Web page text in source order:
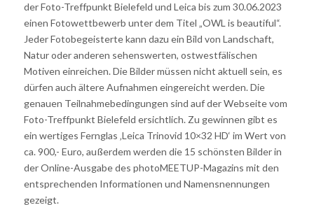
der Foto-Treffpunkt Bielefeld und Leica bis zum 30.06.2023
einen Fotowettbewerb unter dem Titel „OWL is beautiful“.
Jeder Fotobegeisterte kann dazu ein Bild von Landschaft,
Natur oder anderen sehenswerten, ostwestfälischen
Motiven einreichen. Die Bilder müssen nicht aktuell sein, es
dürfen auch ältere Aufnahmen eingereicht werden. Die
genauen Teilnahmebedingungen sind auf der Webseite vom
Foto-Treffpunkt Bielefeld ersichtlich. Zu gewinnen gibt es
ein wertiges Fernglas ‚Leica Trinovid 10×32 HD‘ im Wert von
ca. 900,- Euro, außerdem werden die 15 schönsten Bilder in
der Online-Ausgabe des photoMEETUP-Magazins mit den
entsprechenden Informationen und Namensnennungen
gezeigt.